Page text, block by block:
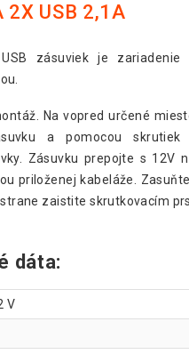
2X USB 2,1A
zásuviek je zariadenie
Na vopred určené
a pomocou skrutiek
Zásuvku prepojte s 12V
priloženej kabeláže.
zaistite skrutkovacím
dáta:
V